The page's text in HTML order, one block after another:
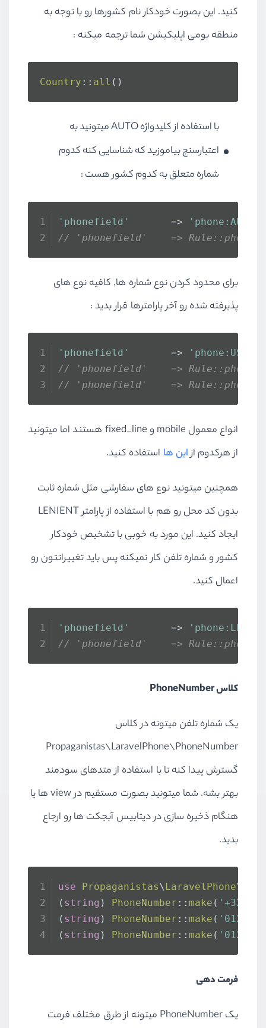
کنید. این بصورت خودکار نام کشورها رو با توجه به
منطقه بومی اپلیکیشن شما ترجمه میکنه :
Country :: all ()
با استفاده از کلیدواژه AUTO میتونید به
اعتبارسنج بیاموزید که شناسایی کنه کدوم
شماره متعلق به کدوم کشور هست :
'phonefield' =>
// 'phonefield'    =>
برای محدود کردن نوع شماره ها, کافیه نوع های
پذیرفته شده رو آخر پارامترها قرار بدید :
'phonefield' =>
// 'phonefield'    =>
// 'phonefield'    =>
انواع معمول mobile و fixed_line هستند اما میتونید
از هرکدوم ازاین ها استفاده کنید.
همچنین میتونید نوع های سفارشی مثل شماره ثابت
بدون کد محل رو هم با استفاده از پارامتر LENIENT
ایجاد کنید. این مورد به خوبی با تشخیص خودکار
کشور و شماره تلفن کار نمیکنه پس باید تغییراتتون رو
اعمال کنید.
'phonefield' =>
// 'phonefield'    =>
کلاس PhoneNumber
یک شماره تلفن میتونه در کلاس
Propaganistas\LaravelPhone\PhoneNumber
گسترش پیدا کنه تا با استفاده از متدهای سودمند
بهتر بشه. شما میتونید بصورت مستقیم در view ها یا
هنگام ذخیره سازی در دیتابیس آبجکت ها رو ارجاع
بدید.
use Propaganistas\LaravelPhone\
( string ) PhoneNumber :: make ( '+3212/
( string ) PhoneNumber :: make ( '012 34
( string ) PhoneNumber :: make (
فرمت دهی
یک PhoneNumber میتونه از طرق مختلف فرمت